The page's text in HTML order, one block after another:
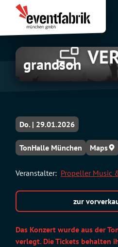
Inhalt
springen
Eventfabrik
München
grandson
Das Konzert wurde aus der
verlegt. Die Tickets behalten
Do. | 29.01.2026
TonHalle München Maps
Veranstalter: Propeller Music
zur